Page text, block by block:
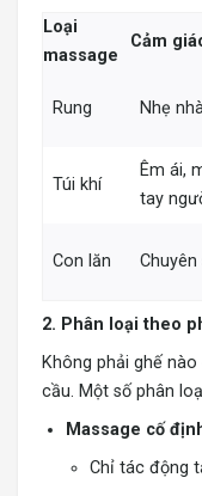
Loại
massage
Cảm
Rung Nhẹ
Túi khí
Êm ái,
tay
Con lăn
2. Phân loại theo
Không phải ghế
cầu. Một số phân
Massage cố
Chỉ tác động